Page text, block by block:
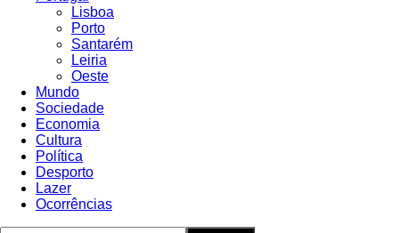
Lisboa
Porto
Santarém
Leiria
Oeste
Mundo
Sociedade
Economia
Cultura
Política
Desporto
Lazer
Ocorrências